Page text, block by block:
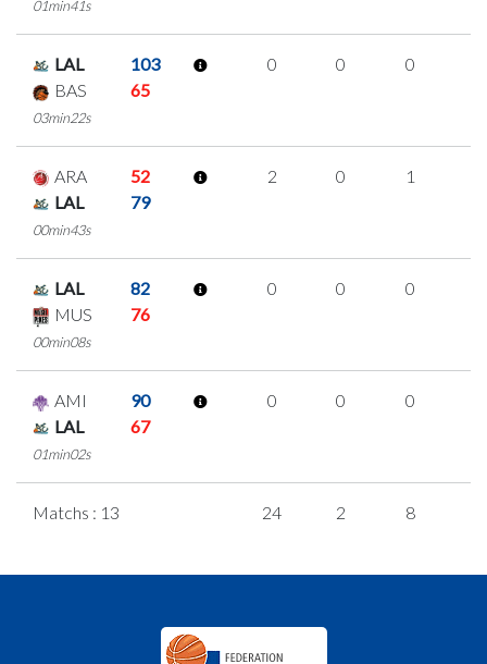
01min41s
LAL
103
BAS
65
03min22s
0 0 0
ARA
52
LAL
79
00min43s
2 0 1
LAL
82
MUS
76
00min08s
0 0 0
AMI
90
LAL
67
01min02s
0 0 0
Matchs : 13 24 2 8